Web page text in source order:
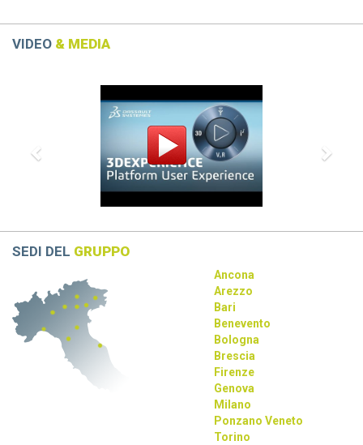
MBSE stanno rivoluzionando progettazione e sviluppo prodotto.
CATIA R2026 vs CATIA R2025: tutte le
differenze che devi conoscere
scopri le differenze tra CATIA R2026 e CATIA R2025
Dassault Systèmes, Apple e NVIDIA: una
partnership strategica
La collaborazione tra Dassault Systèmes, Apple e NVIDIA
VIDEO & MEDIA
SEDI DEL GRUPPO
Ancona
Arezzo
Bari
Benevento
Bologna
Brescia
Firenze
Genova
Milano
Ponzano Veneto
Torino